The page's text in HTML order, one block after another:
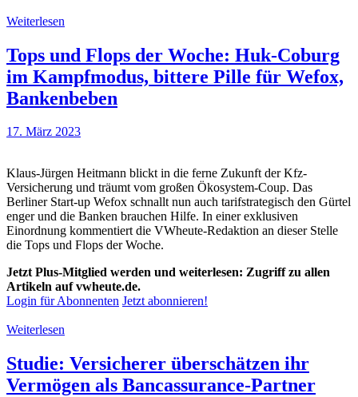
Weiterlesen
Tops und Flops der Woche: Huk-Coburg
im Kampfmodus, bittere Pille für Wefox,
Bankenbeben
17. März 2023
Klaus-Jürgen Heitmann blickt in die ferne Zukunft der Kfz-
Versicherung und träumt vom großen Ökosystem-Coup. Das
Berliner Start-up Wefox schnallt nun auch tarifstrategisch den Gürtel
enger und die Banken brauchen Hilfe. In einer exklusiven
Einordnung kommentiert die VWheute-Redaktion an dieser Stelle
die Tops und Flops der Woche.
Jetzt Plus-Mitglied werden und weiterlesen: Zugriff zu allen
Artikeln auf vwheute.de.
Login für Abonnenten Jetzt abonnieren!
Weiterlesen
Studie: Versicherer überschätzen ihr
Vermögen als Bancassurance-Partner